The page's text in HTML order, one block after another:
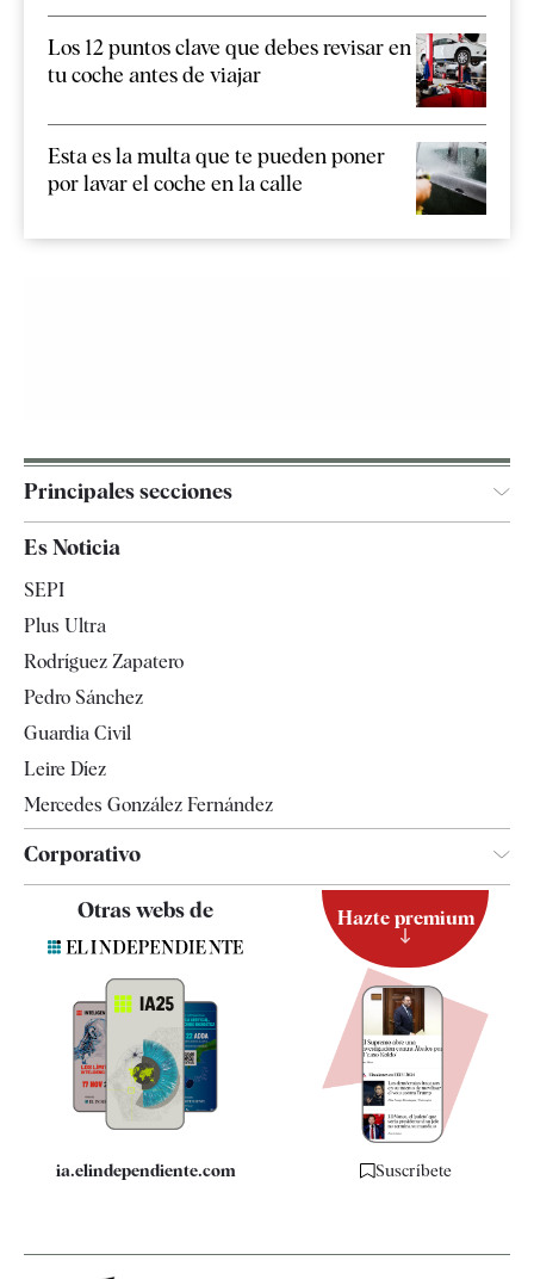
Los 12 puntos clave que debes revisar en
tu coche antes de viajar
Esta es la multa que te pueden poner
por lavar el coche en la calle
Principales secciones
España
Televisión
Es Noticia
SEPI
Plus Ultra
Rodríguez Zapatero
Pedro Sánchez
Guardia Civil
Leire Díez
Mercedes González Fernández
Corporativo
Contacto
Quiénes somos
Especificaciones
Otras webs de
ia.elindependiente.com
Hazte premium
Suscríbete